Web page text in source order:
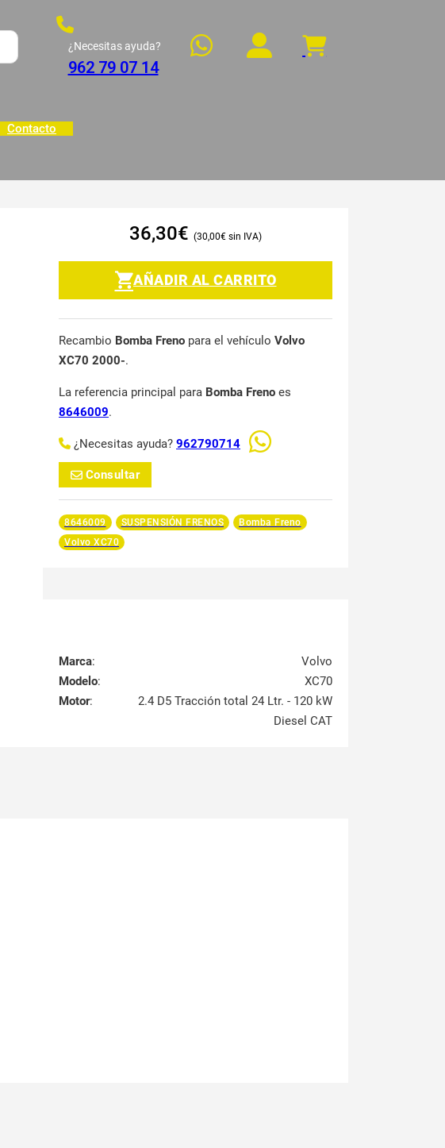
¿Necesitas ayuda?
962 79 07 14
Contacto
36,30€ 30,00€
AÑADIR AL CARRITO
Recambio Bomba Freno para el vehículo Volvo
XC70 2000-.
La referencia principal para Bomba Freno es
8646009.
¿Necesitas ayuda? 962790714
Consultar
8646009 SUSPENSIÓN FRENOS
Bomba Freno
Volvo XC70
Marca:
Volvo
Modelo:
XC70
Motor:
2.4 D5 Tracción total 24 Ltr. - 120 kW
Diesel CAT